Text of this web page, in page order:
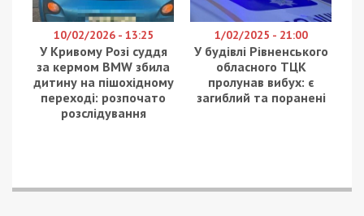
10/02/2026 - 13:25
У Кривому Розі суддя
за кермом BMW збила
дитину на пішохідному
переході: розпочато
розслідування
1/02/2025 - 21:00
У будівлі Рівненського
обласного ТЦК
пролунав вибух: є
загиблий та поранені